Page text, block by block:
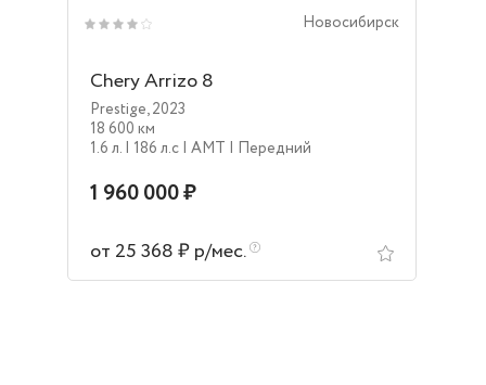
Новосибирск
Chery Arrizo 8
Prestige,2023
18 600 км
1.6 л. | 186 л.c | AMT | Передний
1 960 000 ₽
от 25 368 ₽ р/мес.